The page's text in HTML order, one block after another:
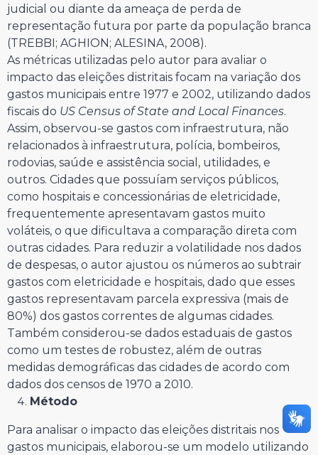
judicial ou diante da ameaça de perda de
representação futura por parte da população branca
(TREBBI; AGHION; ALESINA, 2008).
As métricas utilizadas pelo autor para avaliar o
impacto das eleições distritais focam na variação dos
gastos municipais entre 1977 e 2002, utilizando dados
fiscais do US Census of State and Local Finances.
Assim, observou-se gastos com infraestrutura, não
relacionados à infraestrutura, polícia, bombeiros,
rodovias, saúde e assistência social, utilidades, e
outros. Cidades que possuíam serviços públicos,
como hospitais e concessionárias de eletricidade,
frequentemente apresentavam gastos muito
voláteis, o que dificultava a comparação direta com
outras cidades. Para reduzir a volatilidade nos dados
de despesas, o autor ajustou os números ao subtrair
gastos com eletricidade e hospitais, dado que esses
gastos representavam parcela expressiva (mais de
80%) dos gastos correntes de algumas cidades.
Também considerou-se dados estaduais de gastos
como um testes de robustez, além de outras
medidas demográficas das cidades de acordo com
dados dos censos de 1970 a 2010.
Método
Para analisar o impacto das eleições distritais nos
gastos municipais, elaborou-se um modelo utilizando